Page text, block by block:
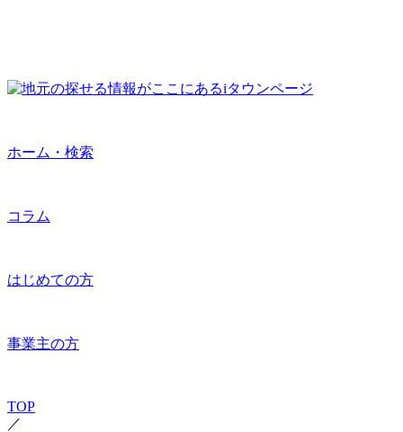
ホーム・検索
コラム
はじめての方
事業主の方
TOP
／